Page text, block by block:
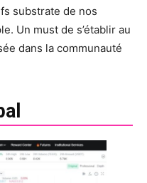
substrate de nos
Un must de s’établir au
dans la communauté